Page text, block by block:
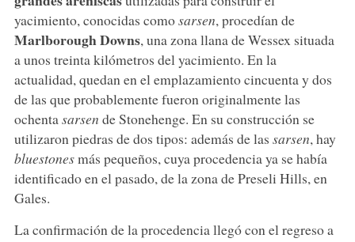
yacimiento, conocidas comosarsen, procedían de
Marlborough Downs, una zona llana de Wessex situada
a unos treinta kilómetros del yacimiento. En la
actualidad, quedan en el emplazamiento cincuenta y dos
de las que probablemente fueron originalmente las
ochenta sarsen de Stonehenge. En su construcción se
utilizaron piedras de dos tipos: además de las sarsen, hay
bluestonesmás pequeños, cuya procedencia ya se había
identificado en el pasado, de la zona de Preseli Hills, en
Gales.
La confirmación de la procedencia llegó con el regreso a